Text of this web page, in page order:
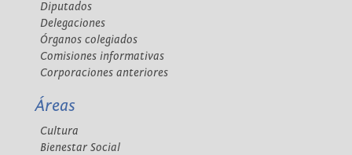
Diputados
Delegaciones
Órganos colegiados
Comisiones informativas
Corporaciones anteriores
Áreas
Cultura
Bienestar Social